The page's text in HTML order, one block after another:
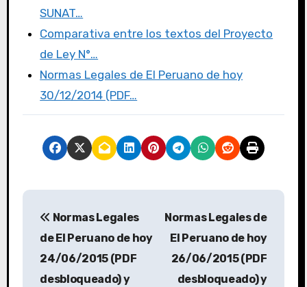
SUNAT…
Comparativa entre los textos del Proyecto
de Ley N°…
Normas Legales de El Peruano de hoy
30/12/2014 (PDF…
Normas Legales
de El Peruano de hoy
24/06/2015 (PDF
desbloqueado) y
Normas Legales de
El Peruano de hoy
26/06/2015 (PDF
desbloqueado) y